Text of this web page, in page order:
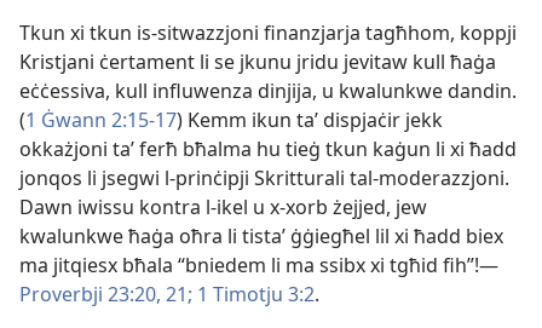
Tkun xi tkun is-​sitwazzjoni finanzjarja tagħhom, koppji
Kristjani ċertament li se jkunu jridu jevitaw kull ħaġa
eċċessiva, kull influwenza dinjija, u kwalunkwe dandin.
(1 Ġwann 2:15-17) Kemm ikun taʼ dispjaċir jekk
okkażjoni taʼ ferħ bħalma hu tieġ tkun kaġun li xi ħadd
jonqos li jsegwi l-​prinċipji Skritturali tal-​moderazzjoni.
Dawn iwissu kontra l-​ikel u x-​xorb żejjed, jew
kwalunkwe ħaġa oħra li tistaʼ ġġiegħel lil xi ħadd biex
ma jitqiesx bħala “bniedem li ma ssibx xi tgħid fih”!—
Proverbji 23:20, 21; 1 Timotju 3:2.